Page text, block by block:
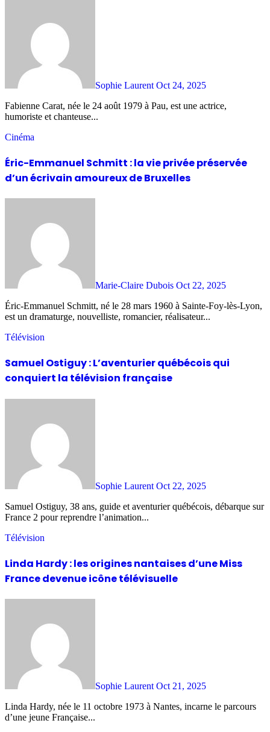
Sophie Laurent Oct 24, 2025
Fabienne Carat, née le 24 août 1979 à Pau, est une actrice,
humoriste et chanteuse...
Cinéma
Éric-Emmanuel Schmitt : la vie privée préservée
d’un écrivain amoureux de Bruxelles
Marie-Claire Dubois Oct 22, 2025
Éric-Emmanuel Schmitt, né le 28 mars 1960 à Sainte-Foy-lès-Lyon,
est un dramaturge, nouvelliste, romancier, réalisateur...
Télévision
Samuel Ostiguy : L’aventurier québécois qui
conquiert la télévision française
Sophie Laurent Oct 22, 2025
Samuel Ostiguy, 38 ans, guide et aventurier québécois, débarque sur
France 2 pour reprendre l’animation...
Télévision
Linda Hardy : les origines nantaises d’une Miss
France devenue icône télévisuelle
Sophie Laurent Oct 21, 2025
Linda Hardy, née le 11 octobre 1973 à Nantes, incarne le parcours
d’une jeune Française...